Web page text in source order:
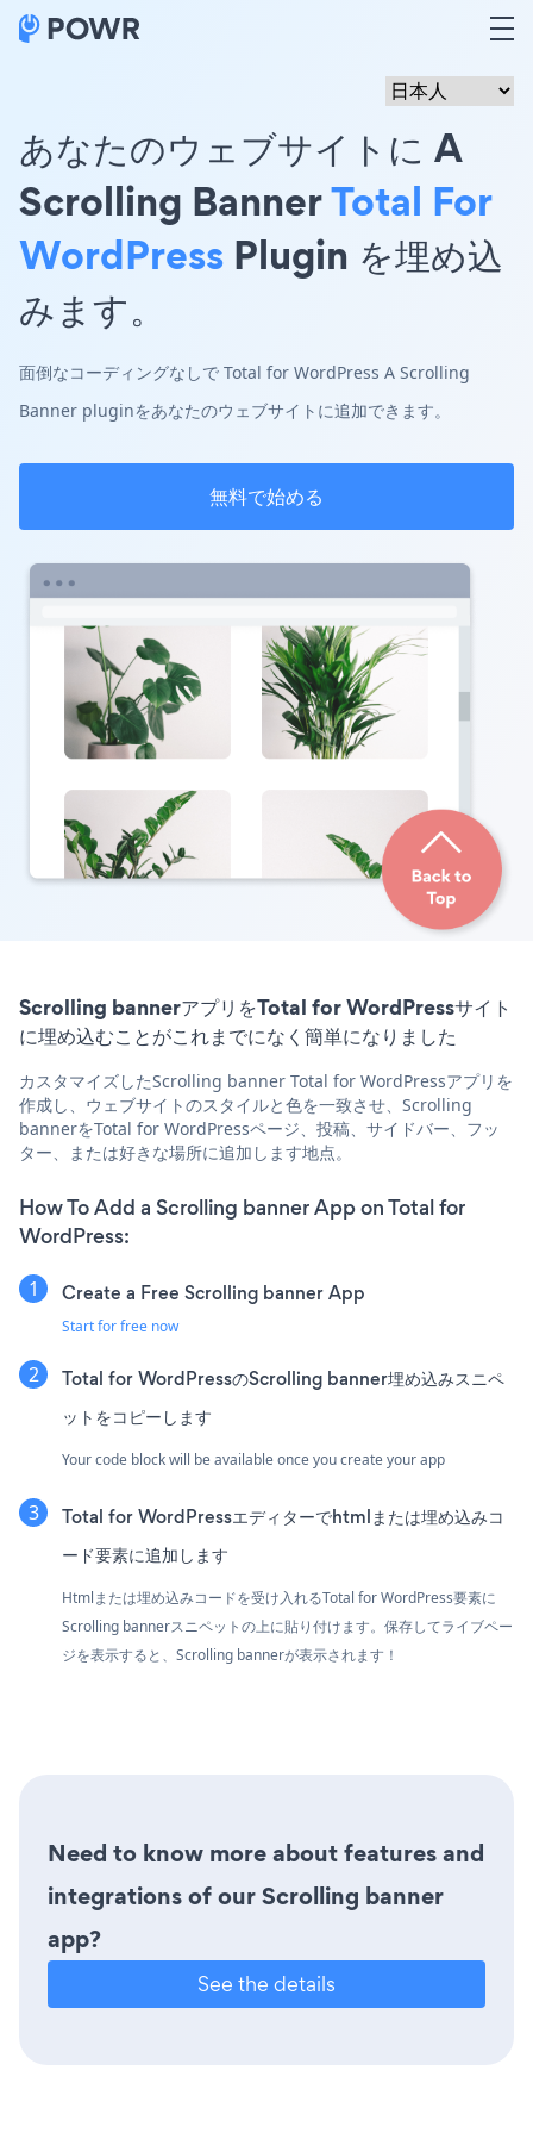
あなたのウェブサイトに A
Scrolling BannerTotal For
WordPress Plugin を埋め込
みます。
面倒なコーディングなしで Total for WordPress A Scrolling
Banner pluginをあなたのウェブサイトに追加できます。
無料で始める
Scrolling bannerアプリをTotal for WordPressサイト
に埋め込むことがこれまでになく簡単になりました
カスタマイズしたScrolling banner Total for WordPressアプリを
作成し、ウェブサイトのスタイルと色を一致させ、Scrolling
bannerをTotal for WordPressページ、投稿、サイドバー、フッ
ター、または好きな場所に追加します地点。
How To Add a Scrolling banner App on Total for
WordPress:
Create a Free Scrolling banner App
Start for free now
Total for WordPressのScrolling banner埋め込みスニペ
ットをコピーします
Your code block will be available once you create your app
Total for WordPressエディターでhtmlまたは埋め込みコ
ード要素に追加します
Htmlまたは埋め込みコードを受け入れるTotal for WordPress要素に
Scrolling bannerスニペットの上に貼り付けます。保存してライブペー
ジを表示すると、Scrolling bannerが表示されます！
Need to know more about features and
integrations of our Scrolling banner
app?
See the details